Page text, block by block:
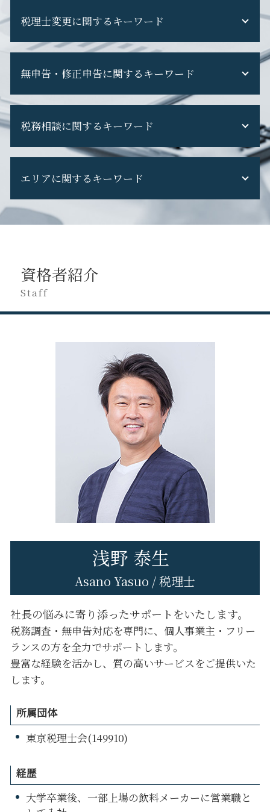
税務調査 期間
税務調査 準備
税務調査 追徴課税
税務調査 通知 来た
税務調査 個人事業主
税務調査 修正申告 断る
税務調査 重加算税
税務調査 流れ
税務調査 断れる
税務調査 当日
税務調査 専門 税理士
税務調査 立会い
税務調査 対応
税理士変更に関するキーワード
税理士交代 注意点
税理士交代 手続き
税理士 を 変え たい
税理士 契約 内容
税理士交代 最適 時期
税理士変更 書類
ダイレクト納付 税理士変更
税理士変更 税務調査
税理士 担当 変わる
税理士 を 変える 時
税理士 変更 理由
税理士変更 必要書類
税理士変更 利用者識別番号
無申告・修正申告に関するキーワード
無申告 個人事業主
無申告加算税 計算
修正申告 税理士 費用
無申告 税理士
修正申告 ペナルティ
無申告 ペナルティ
申告漏れ 発覚
副業 無申告
確定申告 忘れた
修正申告 やり方
税務相談に関するキーワード
税務申告とは 個人
法人税 赤字の場合
税務調査 立会料
法人 税務
税務調査 相続税
税務相談 税理士
税務調査 対応
税務相談 どこまで
税務調査 注意点
エリアに関するキーワード
府中市 創業支援
日野市 会社設立
日野市 創業支援
日野市 経営コンサル
八王子市 会社設立
府中市 法人税務
立川市 事業計画
府中市 税務申告
八王子市 税理士変更
八王子市 創業支援
八王子市 経営コンサル
日野市 税理士変更
資格者紹介
Staff
浅野 泰生
Asano Yasuo / 税理士
社長の悩みに寄り添ったサポートをいたします。
税務調査・無申告対応を専門に、個人事業主・フリー
ランスの方を全力でサポートします。
豊富な経験を活かし、質の高いサービスをご提供いた
します。
所属団体
東京税理士会(149910)
経歴
大学卒業後、一部上場の飲料メーカーに営業職と